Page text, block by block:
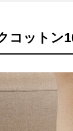
コットン